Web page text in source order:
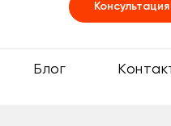
Консультация
Блог